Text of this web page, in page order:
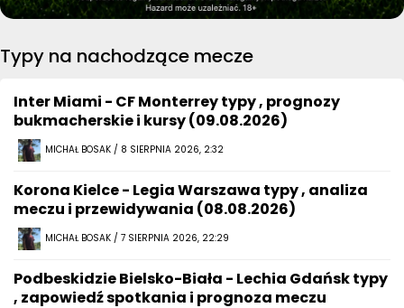
Typy na nachodzące mecze
Inter Miami - CF Monterrey typy , prognozy
bukmacherskie i kursy (09.08.2026)
MICHAŁ BOSAK / 8 SIERPNIA 2026, 2:32
Korona Kielce - Legia Warszawa typy , analiza
meczu i przewidywania (08.08.2026)
MICHAŁ BOSAK / 7 SIERPNIA 2026, 22:29
Podbeskidzie Bielsko-Biała - Lechia Gdańsk typy
, zapowiedź spotkania i prognoza meczu